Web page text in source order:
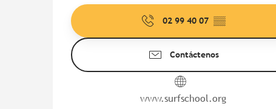
02 99 40 07 ▒▒
Contáctenos
www.surfschool.org